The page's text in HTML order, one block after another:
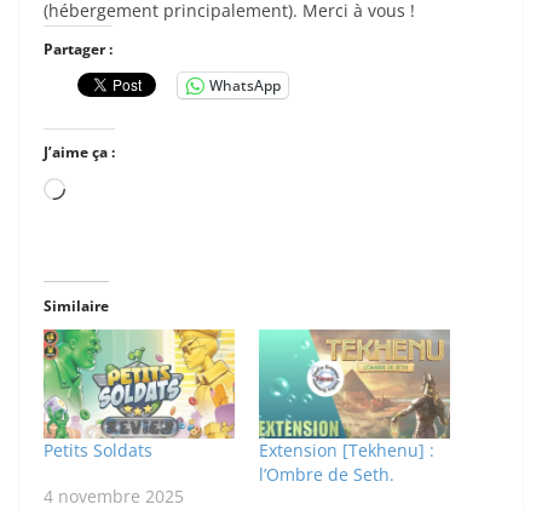
(hébergement principalement). Merci à vous !
Partager :
WhatsApp
J’aime ça :
Chargement…
Similaire
Petits Soldats
4 novembre 2025
Extension [Tekhenu] :
l’Ombre de Seth.